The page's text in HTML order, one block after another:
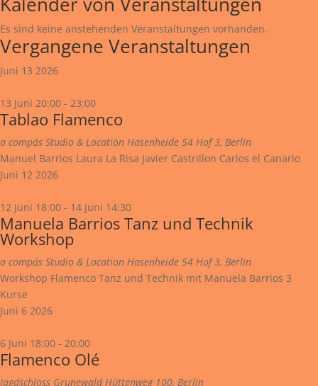
Es sind keine anstehenden Veranstaltungen vorhanden.
Vergangene Veranstaltungen
Juni 13 2026
13 Juni 20:00 - 23:00
Tablao Flamenco
a compás Studio & Location Hasenheide 54 Hof 3, Berlin
Manuel Barrios Laura La Risa Javier Castrillon Carlos el Canario
Juni 12 2026
12 Juni 18:00 - 14 Juni 14:30
Manuela Barrios Tanz und Technik
Workshop
a compás Studio & Location Hasenheide 54 Hof 3, Berlin
Workshop Flamenco Tanz und Technik mit Manuela Barrios 3
Kurse
Juni 6 2026
6 Juni 18:00 - 20:00
Flamenco Olé
Jagdschloss GrunewaldHüttenweg 100, Berlin